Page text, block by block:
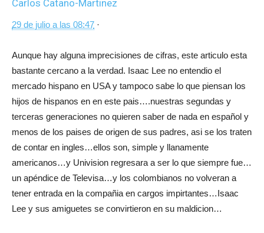
Carlos Catano-Martinez
29 de julio a las 08:47 ·
Aunque hay alguna imprecisiones de cifras, este articulo esta
bastante cercano a la verdad. Isaac Lee no entendio el
mercado hispano en USA y tampoco sabe lo que piensan los
hijos de hispanos en en este pais….nuestras segundas y
terceras generaciones no quieren saber de nada en español y
menos de los paises de origen de sus padres, asi se los traten
de contar en ingles…ellos son, simple y llanamente
americanos…y Univision regresara a ser lo que siempre fue…
un apéndice de Televisa…y los colombianos no volveran a
tener entrada en la compañia en cargos impirtantes…Isaac
Lee y sus amiguetes se convirtieron en su maldicion…